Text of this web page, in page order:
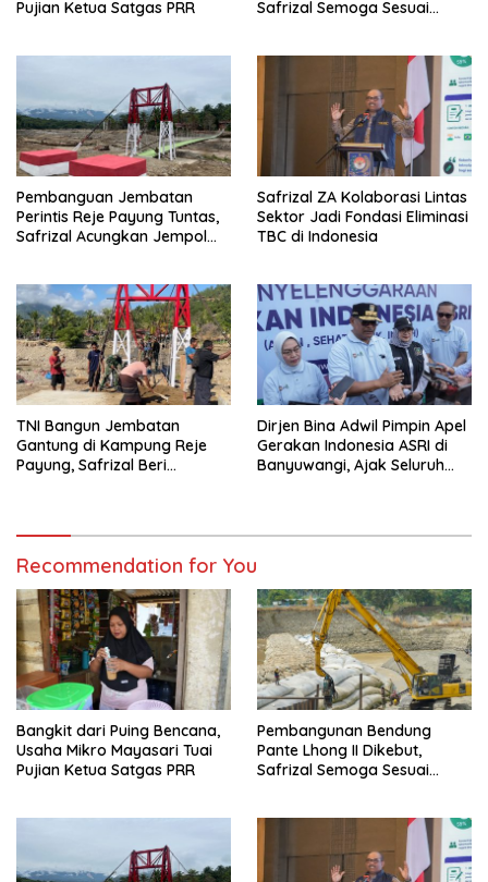
Pujian Ketua Satgas PRR
Safrizal Semoga Sesuai
Pembanguan Jembatan
Perintis Reje Payung Tuntas,
Safrizal Acungkan Jempol
Safrizal ZA Kolaborasi Lintas
Sektor Jadi Fondasi Eliminasi
TBC di Indonesia
TNI Bangun Jembatan
Gantung di Kampung Reje
Payung, Safrizal Beri
Dirjen Bina Adwil Pimpin Apel
Gerakan Indonesia ASRI di
Banyuwangi, Ajak Seluruh
Recommendation for You
Bangkit dari Puing Bencana,
Usaha Mikro Mayasari Tuai
Pujian Ketua Satgas PRR
Pembangunan Bendung
Pante Lhong II Dikebut,
Safrizal Semoga Sesuai